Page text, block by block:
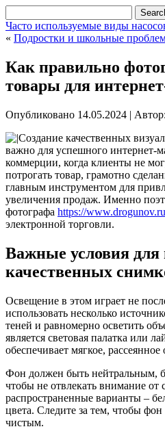
Часто используемые виды
« Подростки и школьные
Как правильно
товары для
Опубликовано 14.05.2024 | Автор:
Создание качественных
важно для успешного интернет-
коммерции, когда клиенты не
потрогать товар, грамотно
главным инструментом для
увеличения продаж. Именно
фотографа https://
электронной торговли.
Важные условия для
качественных
Освещение в этом играет не
использовать несколько
теней и равномерно осветить
является световая палатка или
обеспечивает мягкое,
Фон должен быть нейтральным,
чтобы не отвлекать внимание от
распространенные варианты –
цвета. Следите за тем, чтобы
чистым.